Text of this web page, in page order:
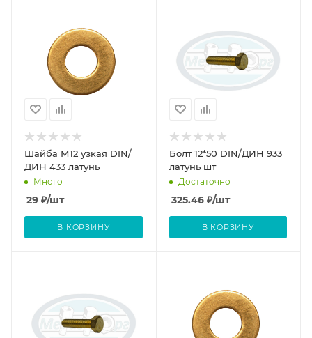
Шайба М12 узкая DIN/
ДИН 433 латунь
Много
29 ₽/шт
В КОРЗИНУ
Болт 12*50 DIN/ДИН 933
латунь шт
Достаточно
325.46₽/шт
В КОРЗИНУ